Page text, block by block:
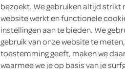
4.
525
bezoekt. We gebruiken altijd
website werkt en functionele
instellingen aan te bieden. We
gebruik van onze website te
toestemming geeft, maken we
waarmee we je op basis van je